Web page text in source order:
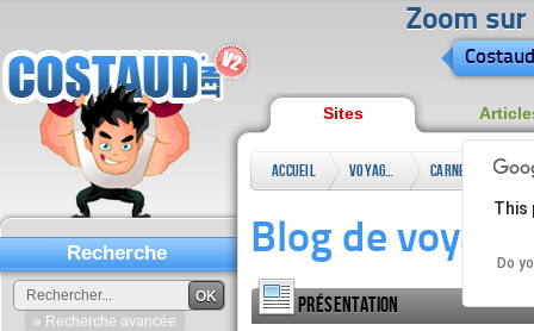
Zoom sur
Sites
Accueil Voyages
Carnets
Blog de voyage
Présentation
This
Do
Recherche
OK
» Recherche avancée